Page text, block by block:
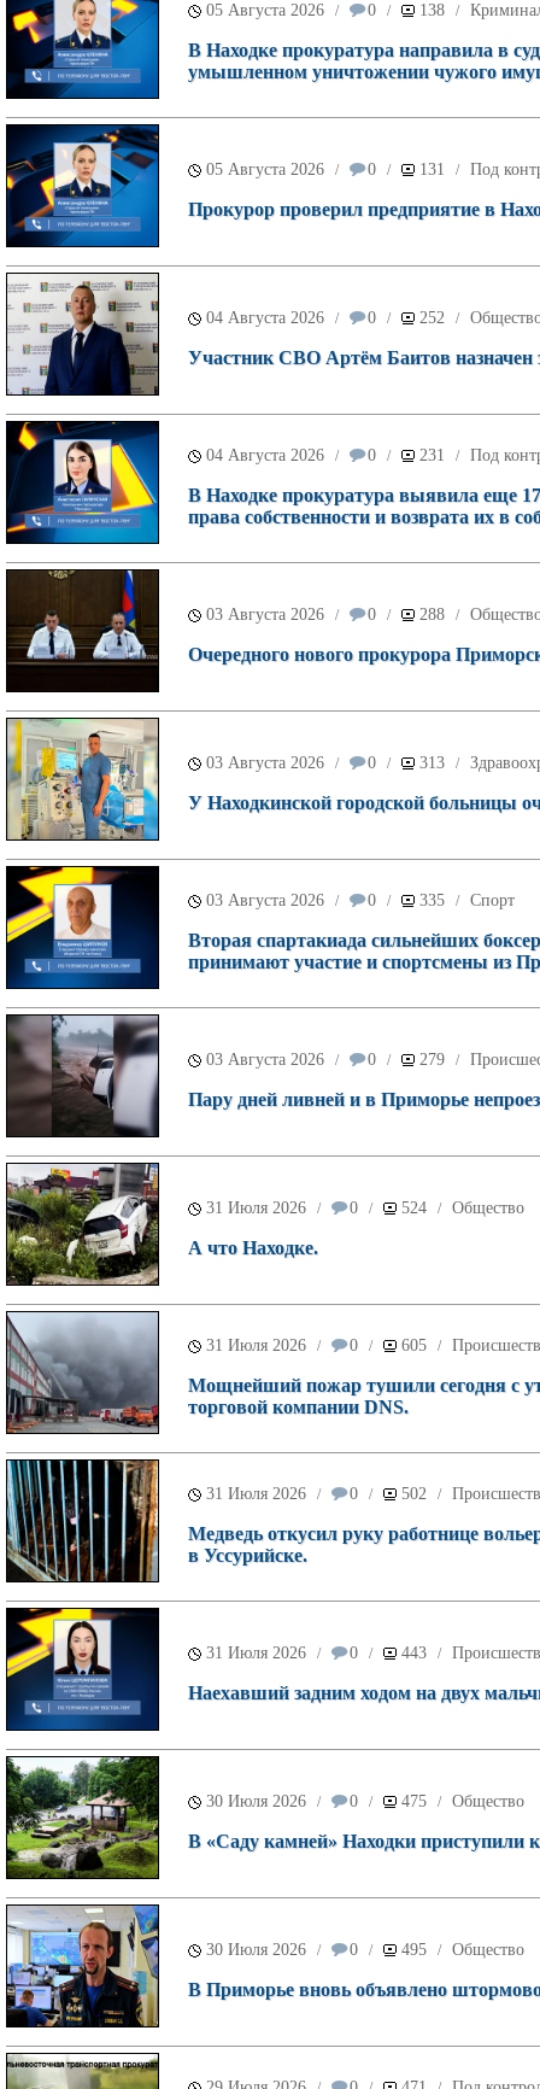
05 Августа 2026 / 0 / 138 /
В Находке прокуратура направила в
умышленном уничтожении чужого
05 Августа 2026 / 0 / 131 / Под
Прокурор проверил предприятие в
04 Августа 2026 / 0 / 252 /
Участник СВО Артём Баитов назначен
04 Августа 2026 / 0 / 231 / Под
В Находке прокуратура выявила еще
права собственности и возврата их в
03 Августа 2026 / 0 / 288 /
Очередного нового прокурора
03 Августа 2026 / 0 / 313 /
У Находкинской городской больницы
03 Августа 2026 / 0 / 335 / Спорт
Вторая спартакиада сильнейших
принимают участие и спортсмены из
03 Августа 2026 / 0 / 279 /
Пару дней ливней и в Приморье
31 Июля 2026 / 0 / 524 / Общество
А что Находке.
31 Июля 2026 / 0 / 605 /
Мощнейший пожар тушили сегодня с
торговой компании DNS.
31 Июля 2026 / 0 / 502 /
Медведь откусил руку работнице
в Уссурийске.
31 Июля 2026 / 0 / 443 /
Наехавший задним ходом на двух
30 Июля 2026 / 0 / 475 / Общество
В «Саду камней» Находки приступили к
30 Июля 2026 / 0 / 495 / Общество
В Приморье вновь объявлено